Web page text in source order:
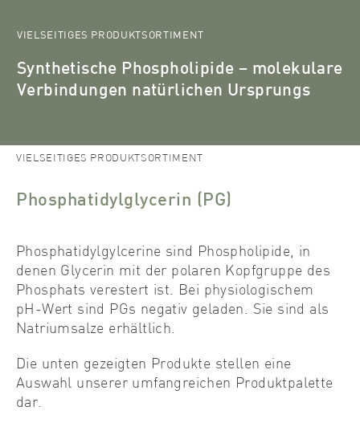
VIELSEITIGES PRODUKTSORTIMENT
Synthetische Phospholipide – molekulare
Verbindungen natürlichen Ursprungs
VIELSEITIGES PRODUKTSORTIMENT
Phosphatidylglycerin (PG)
Phosphatidylgylcerine sind Phospholipide, in
denen Glycerin mit der polaren Kopfgruppe des
Phosphats verestert ist. Bei physiologischem
pH-Wert sind PGs negativ geladen. Sie sind als
Natriumsalze erhältlich.
Die unten gezeigten Produkte stellen eine
Auswahl unserer umfangreichen Produktpalette
dar.